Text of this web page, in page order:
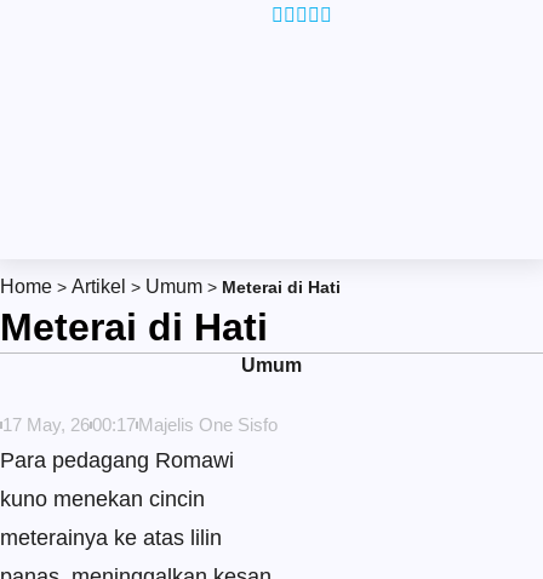
Home > Artikel > Umum > Meterai di Hati
Meterai di Hati
Umum
17 May, 2600:17Majelis One Sisfo
Para pedagang Romawi
kuno menekan cincin
meterainya ke atas lilin